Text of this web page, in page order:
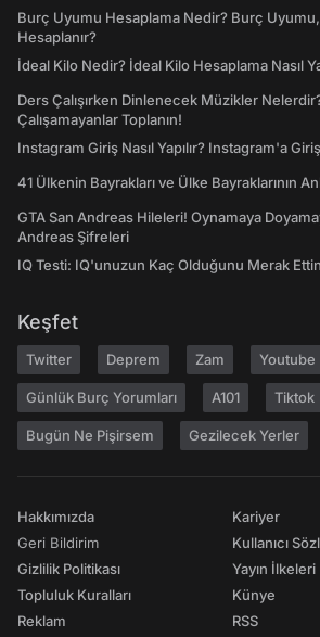
Burç Uyumu Hesaplama Nedir? Burç
Hesaplanır?
İdeal Kilo Nedir? İdeal Kilo Hesaplama Nasıl
Ders Çalışırken Dinlenecek Müzikler
Çalışamayanlar Toplanın!
Instagram Giriş Nasıl Yapılır? Instagram'a
41 Ülkenin Bayrakları ve Ülke Bayraklarının
GTA San Andreas Hileleri! Oynamaya
Andreas Şifreleri
IQ Testi: IQ'unuzun Kaç Olduğunu Merak
Keşfet
Twitter Deprem Zam Youtube
Günlük Burç Yorumları A101 Tiktok
Bugün Ne Pişirsem Gezilecek Yerler
Hakkımızda
Geri Bildirim
Gizlilik Politikası
Topluluk Kuralları
Reklam
Kariyer
Kullanıcı
Yayın İlkeleri
Künye
RSS